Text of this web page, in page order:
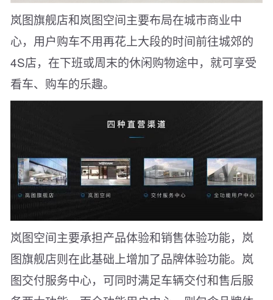
岚图旗舰店和岚图空间主要布局在城市商业中
心，用户购车不用再花上大段的时间前往城郊的
4S店，在下班或周末的休闲购物途中，就可享受
看车、购车的乐趣。
岚图空间主要承担产品体验和销售体验功能，岚
图旗舰店则在此基础上增加了品牌体验功能。岚
图交付服务中心，可同时满足车辆交付和售后服